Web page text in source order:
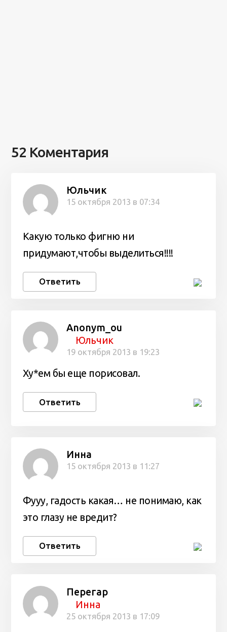
52 Коментария
Юльчик
15 октября 2013 в 07:34
Какую только фигню ни
придумают,чтобы выделиться!!!!
Ответить
Anonym_ou
Юльчик
19 октября 2013 в 19:23
Ху*ем бы еще порисовал.
Ответить
Инна
15 октября 2013 в 11:27
Фууу, гадость какая… не понимаю, как
это глазу не вредит?
Ответить
Перегар
Инна
25 октября 2013 в 17:09